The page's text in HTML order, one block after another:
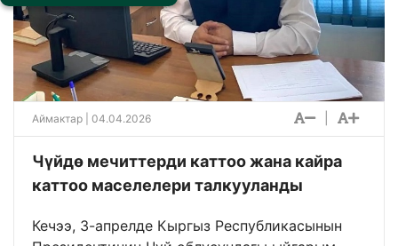
Аймактар | 04.04.2026
Чүйдө мечиттерди каттоо жана кайра
каттоо маселелери талкууланды
Кечээ, 3-апрелде Кыргыз Республикасынын